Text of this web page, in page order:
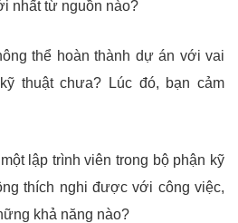
nhất từ nguồn nào?
thể hoàn thành dự án với vai
thuật chưa? Lúc đó, bạn cảm
lập trình viên trong bộ phận kỹ
thích nghi được với công việc,
khả năng nào?